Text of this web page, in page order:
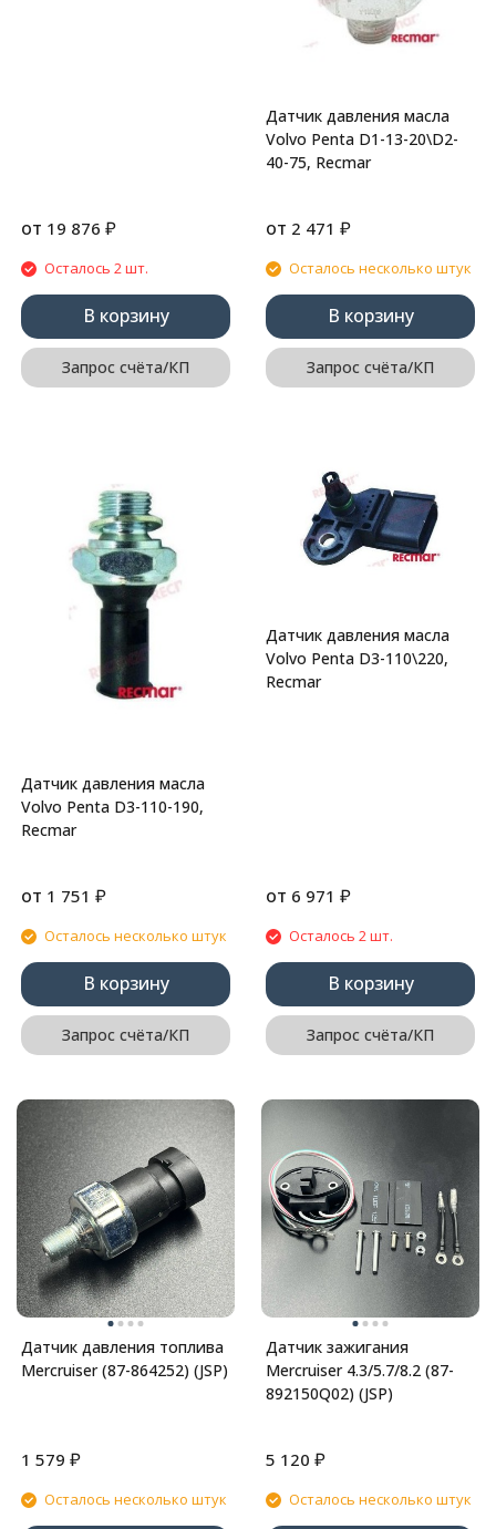
от 19 876 ₽
Осталось 2 шт.
В корзину
Запрос счёта/КП
Датчик давления масла
Volvo Penta D1-13-20\D2-
40-75, Recmar
от 2 471 ₽
Осталось несколько штук
В корзину
Запрос счёта/КП
Датчик давления масла
Volvo Penta D3-110-190,
Recmar
от 1 751 ₽
Осталось несколько штук
В корзину
Запрос счёта/КП
Датчик давления масла
Volvo Penta D3-110\220,
Recmar
от 6 971 ₽
Осталось 2 шт.
В корзину
Запрос счёта/КП
Датчик давления топлива
Mercruiser (87-864252) (JSP)
1 579 ₽
Осталось несколько штук
Датчик зажигания
Mercruiser 4.3/5.7/8.2 (87-
892150Q02) (JSP)
5 120 ₽
Осталось несколько штук